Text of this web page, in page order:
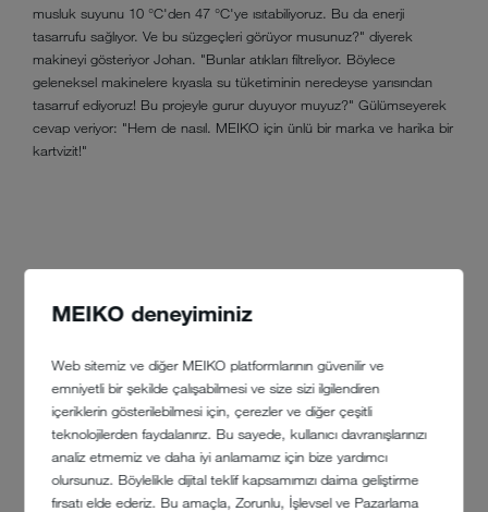
MEIKO deneyiminiz
Web sitemiz ve diğer MEIKO platformlarının güvenilir ve
emniyetli bir şekilde çalışabilmesi ve size sizi ilgilendiren
içeriklerin gösterilebilmesi için, çerezler ve diğer çeşitli
teknolojilerden faydalanırız. Bu sayede, kullanıcı davranışlarınızı
analiz etmemiz ve daha iyi anlamamız için bize yardımcı
olursunuz. Böylelikle dijital teklif kapsamımızı daima geliştirme
fırsatı elde ederiz. Bu amaçla, Zorunlu, İşlevsel ve Pazarlama
musluk suyunu 10 °C'den 47 °C'ye ısıtabiliyoruz. Bu da enerji
tasarrufu sağlıyor. Ve bu süzgeçleri görüyor musunuz?" diyerek
makineyi gösteriyor Johan. "Bunlar atıkları filtreliyor. Böylece
geleneksel makinelere kıyasla su tüketiminin neredeyse yarısından
tasarruf ediyoruz! Bu projeyle gurur duyuyor muyuz?" Gülümseyerek
cevap veriyor: "Hem de nasıl. MEIKO için ünlü bir marka ve harika bir
kartvizit!"